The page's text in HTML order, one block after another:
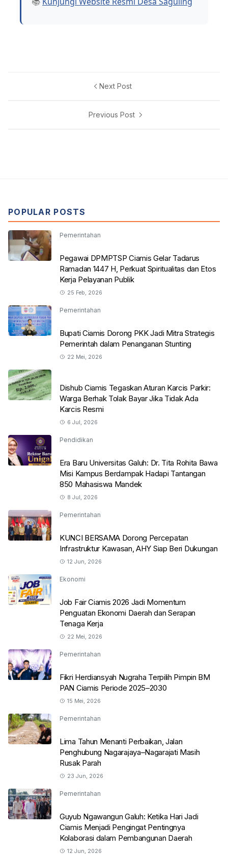
Next Post
Previous Post
POPULAR POSTS
Pemerintahan
Pegawai DPMPTSP Ciamis Gelar Tadarus
Ramadan 1447 H, Perkuat Spiritualitas dan Etos
Kerja Pelayanan Publik
25 Feb, 2026
Pemerintahan
Bupati Ciamis Dorong PKK Jadi Mitra Strategis
Pemerintah dalam Penanganan Stunting
22 Mei, 2026
Dishub Ciamis Tegaskan Aturan Karcis Parkir:
Warga Berhak Tolak Bayar Jika Tidak Ada
Karcis Resmi
6 Jul, 2026
Pendidikan
Era Baru Universitas Galuh: Dr. Tita Rohita Bawa
Misi Kampus Berdampak Hadapi Tantangan
850 Mahasiswa Mandek
8 Jul, 2026
Pemerintahan
KUNCI BERSAMA Dorong Percepatan
Infrastruktur Kawasan, AHY Siap Beri Dukungan
12 Jun, 2026
Ekonomi
Job Fair Ciamis 2026 Jadi Momentum
Penguatan Ekonomi Daerah dan Serapan
Tenaga Kerja
22 Mei, 2026
Pemerintahan
Fikri Herdiansyah Nugraha Terpilih Pimpin BM
PAN Ciamis Periode 2025–2030
15 Mei, 2026
Pemerintahan
Lima Tahun Menanti Perbaikan, Jalan
Penghubung Nagarajaya–Nagarajati Masih
Rusak Parah
23 Jun, 2026
Pemerintahan
Guyub Ngawangun Galuh: Ketika Hari Jadi
Ciamis Menjadi Pengingat Pentingnya
Kolaborasi dalam Pembangunan Daerah
12 Jun, 2026